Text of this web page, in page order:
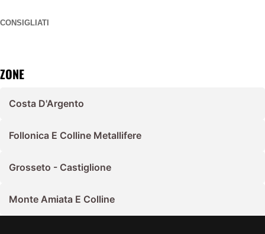
CONSIGLIATI
ZONE
Costa D'Argento
Follonica E Colline Metallifere
Grosseto - Castiglione
Monte Amiata E Colline